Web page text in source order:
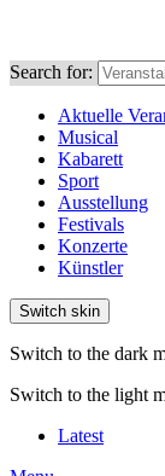
Search for:
Aktuelle
Musical
Kabarett
Sport
Ausstellung
Festivals
Konzerte
Künstler
Switch skin
Switch to the dark
Switch to the light
Latest